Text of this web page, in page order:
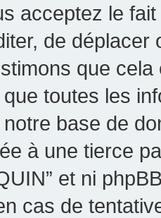
acceptez le
de
que cela
toutes les
base de
à une tierce
et ni
cas de